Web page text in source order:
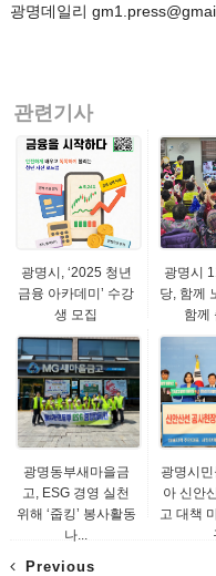
광명데일리
관련기사
광명시, ‘2025 청년
금융 아카데미’ 수강
생 모집
광명시
당, 함께
함께
광명동부새마을금
고, ESG 경영 실천
위해 ‘줍킹’ 봉사활동
나...
광명시
아 신안
고 대책
Previous